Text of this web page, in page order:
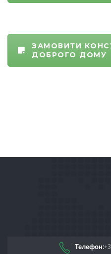
ЗАМОВИТИ
ДОБРОГО ДОМУ
Телефон: